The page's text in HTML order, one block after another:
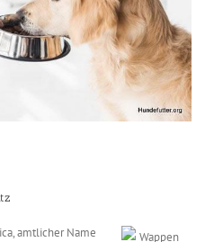
amtlicher Name